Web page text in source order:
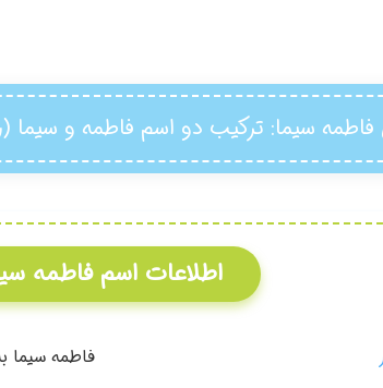
سیما: ترکیب دو اسم فاطمه و سیما
اطلاعات اسم فاطمه
فاطمه سیما